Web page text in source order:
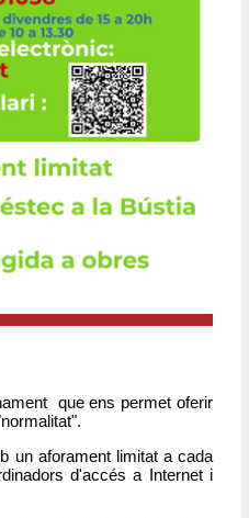
que ens permet oferir
un aforament limitat a cada
d'accés a Internet i